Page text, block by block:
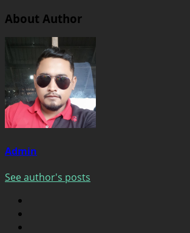
About Author
Admin
See author's posts